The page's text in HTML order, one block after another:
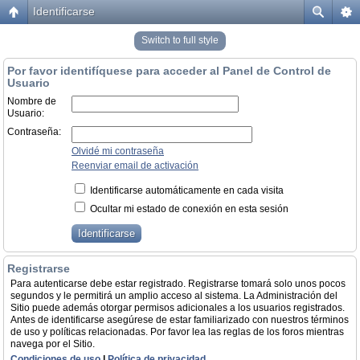
Identificarse
Switch to full style
Por favor identifíquese para acceder al Panel de Control de
Usuario
Nombre de
Usuario:
Contraseña:
Olvidé mi contraseña
Reenviar email de activación
Identificarse automáticamente en cada visita
Ocultar mi estado de conexión en esta sesión
Registrarse
Para autenticarse debe estar registrado. Registrarse tomará solo unos pocos
segundos y le permitirá un amplio acceso al sistema. La Administración del
Sitio puede además otorgar permisos adicionales a los usuarios registrados.
Antes de identificarse asegúrese de estar familiarizado con nuestros términos
de uso y políticas relacionadas. Por favor lea las reglas de los foros mientras
navega por el Sitio.